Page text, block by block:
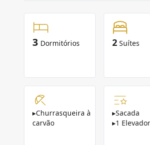
3 Dormitórios 2 Suítes
▸Churrasqueira à
carvão
▸Sacada
▸1 Elevador